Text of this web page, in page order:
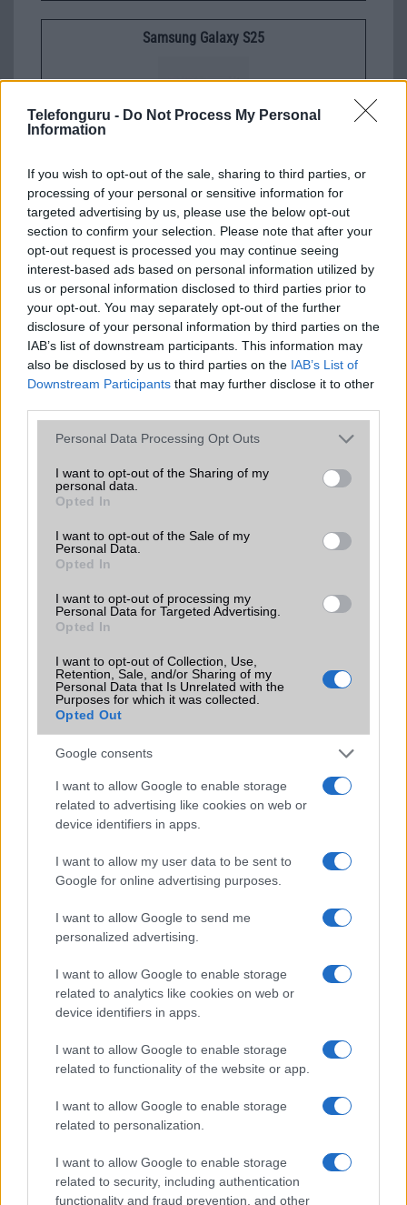
Telefonguru - Do Not Process My Personal
Information
If you wish to opt-out of the sale, sharing to third parties, or
processing of your personal or sensitive information for
targeted advertising by us, please use the below opt-out
section to confirm your selection. Please note that after your
opt-out request is processed you may continue seeing
interest-based ads based on personal information utilized by
us or personal information disclosed to third parties prior to
your opt-out. You may separately opt-out of the further
disclosure of your personal information by third parties on the
IAB’s list of downstream participants. This information may
also be disclosed by us to third parties on the IAB’s List of
Downstream Participants that may further disclose it to other
Please note that this website/app uses one or more Google
not limited to your visit or usage behaviour. You may click to
grant or deny consent to Google and its third-party tags to
use your data for below specified purposes in below Google
consent section.
Personal Data Processing Opt Outs
I want to opt-out of the Sharing of my
personal data.
Opted In
I want to opt-out of the Sale of my
Personal Data.
Opted In
I want to opt-out of processing my
Personal Data for Targeted Advertising.
Opted In
I want to opt-out of Collection, Use,
Retention, Sale, and/or Sharing of my
Personal Data that Is Unrelated with the
Purposes for which it was collected.
Opted Out
Google consents
I want to allow Google to enable storage
related to advertising like cookies on web or
device identifiers in apps.
I want to allow my user data to be sent to
Google for online advertising purposes.
I want to allow Google to send me
personalized advertising.
I want to allow Google to enable storage
related to analytics like cookies on web or
device identifiers in apps.
I want to allow Google to enable storage
related to functionality of the website or app.
I want to allow Google to enable storage
related to personalization.
I want to allow Google to enable storage
related to security, including authentication
functionality and fraud prevention, and other
Samsung Galaxy S25
Euro Gsm
222.000 Ft (új)
Samsung Galaxy A56
112.000 Ft (új)
2017.06.07| Vodafone
online adategyeztetése
Ha szeretünk telefonon, utazás vagy éppen várakozás
közben játszani, akkor mindenképpen egy játékokra
megfelelően optimalizált készülékre van szükségünk.
Előrendelésben 8 ezer forint az új
Xiaomi okosóra
| (x)
A Xiaomi Haylou LS01 a legújabb az ár-érték arányban
kiemelkedő ajánlatok közül. Ki ne akarna 8 ezerért szuper
órát?
Google nélküli Huawei-ed van? Van
2020.10.27| XDA Developers
Huawei és Honor telefonokon.